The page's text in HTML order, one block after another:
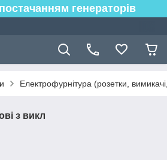
генераторів
Електрофурнітура (розетки,
з викл